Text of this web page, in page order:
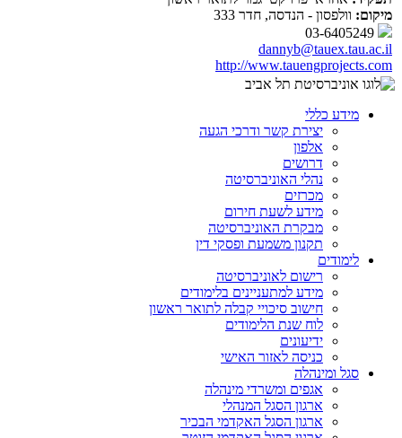
מיקום: וולפסון - הנדסה, חדר 333
dannyb@tauex.tau.ac.il
http://www.tauengprojects.com
מידע כללי
יצירת קשר ודרכי הגעה
אלפון
דרושים
נהלי האוניברסיטה
מכרזים
מידע לשעת חירום
מבקרת האוניברסיטה
תקנון משמעת ופסקי דין
לימודים
רישום לאוניברסיטה
מידע למתעניינים בלימודים
חישוב סיכויי קבלה לתואר ראשון
לוח שנת הלימודים
ידיעונים
כניסה לאזור האישי
סגל ומינהלה
אגפים ומשרדי מינהלה
ארגון הסגל המנהלי
ארגון הסגל האקדמי הבכיר